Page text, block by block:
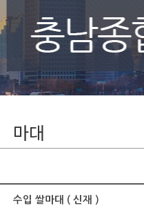
마대
수입 쌀마대 ( 신재 )